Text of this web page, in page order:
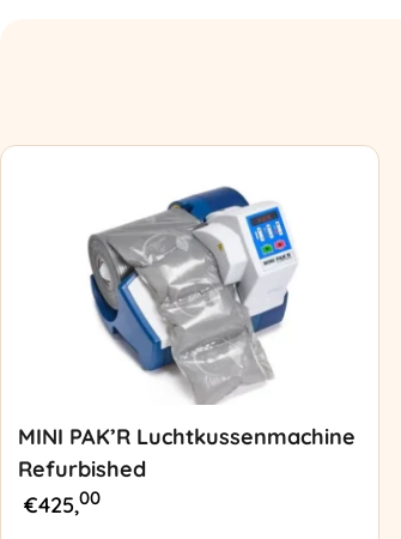
MINI PAK’R Luchtkussenmachine
Refurbished
€425,00